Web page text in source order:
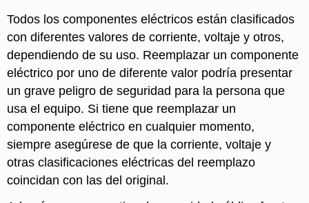
Todos los componentes eléctricos están clasificados
con diferentes valores de corriente, voltaje y otros,
dependiendo de su uso. Reemplazar un componente
eléctrico por uno de diferente valor podría presentar
un grave peligro de seguridad para la persona que
usa el equipo. Si tiene que reemplazar un
componente eléctrico en cualquier momento,
siempre asegúrese de que la corriente, voltaje y
otras clasificaciones eléctricas del reemplazo
coincidan con las del original.